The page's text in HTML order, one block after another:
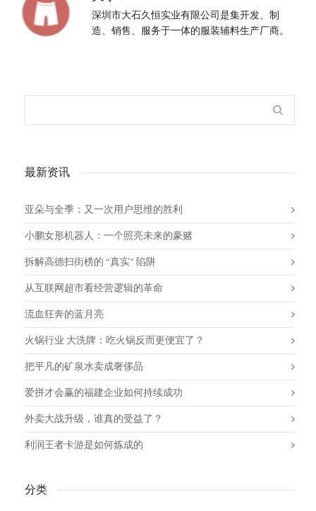
深圳市大石久恒实业有限公司是集开发、制
造、销售、服务于一体的服装辅料生产厂商。
最新资讯
亚朵与全季：又一次用户思维的胜利
小鹏女形机器人：一个照亮未来的豪赌
拆解高德扫街榜的 “真实” 陷阱
从互联网超市看经营逻辑的革命
流血狂奔的蓝月亮
火锅行业 大洗牌：吃火锅反而更便宜了？
把平凡的矿泉水卖成奢侈品
爱拼才会赢的福建企业如何持续成功
外卖大战升级，谁真的受益了？
利润王者卡游是如何炼成的
分类